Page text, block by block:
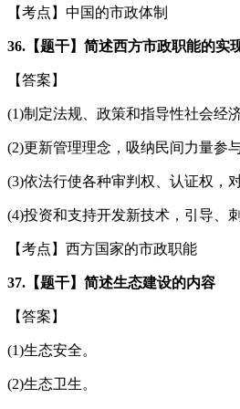
【考点】中国的市政体制
36.【题干】简述西方市政职能的实
【答案】
(1)制定法规、政策和指导性社会经
(2)更新管理理念，吸纳民间力量参
(3)依法行使各种审判权、认证权，
(4)投资和支持开发新技术，引导、
【考点】西方国家的市政职能
37.【题干】简述生态建设的内容
【答案】
(1)生态安全。
(2)生态卫生。